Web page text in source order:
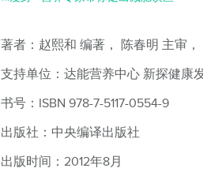
著者：赵熙和 编著， 陈春明 主审，
支持单位：达能营养中心 新探健康
书号：ISBN 978-7-5117-0554-9
出版社：中央编译出版社
出版时间：2012年8月